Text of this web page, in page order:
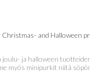
and
ja halloween
myös minipurkit niitä